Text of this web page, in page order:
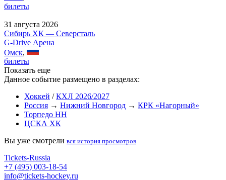
билеты
31 августа 2026
Сибирь ХК — Северсталь
G-Drive Арена
Омск,
билеты
Показать еще
Данное событие размещено в разделах:
Хоккей /КХЛ 2026/2027
Россия → Нижний Новгород → КРК «Нагорный»
Торпедо НН
ЦСКА ХК
Вы уже смотрели вся история просмотров
Tickets-Russia
+7 (495) 003-18-54
info@tickets-hockey.ru